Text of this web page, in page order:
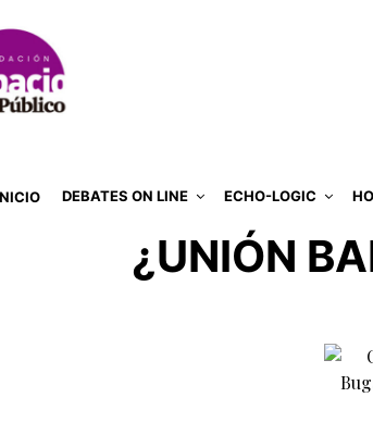
DEBATES ON LINE ECHO-LOGIC
¿UNIÓN